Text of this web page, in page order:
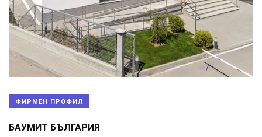
ФИРМЕН ПРОФИЛ
БАУМИТ БЪЛГАРИЯ